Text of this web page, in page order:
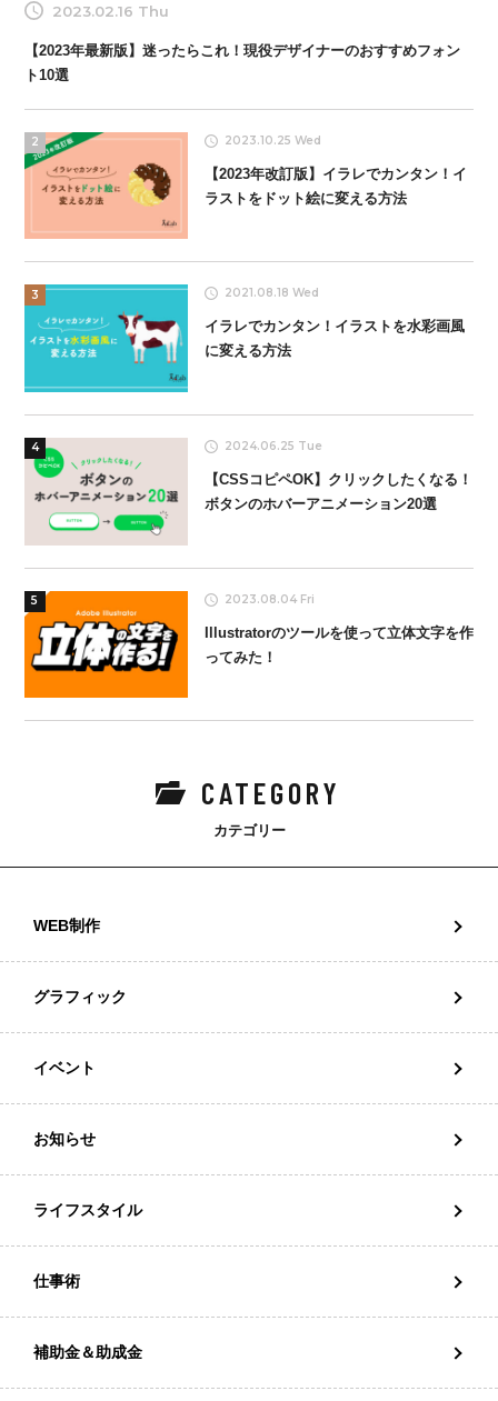
2023.02.16 Thu
【2023年最新版】迷ったらこれ！現役デザイナーのおすすめフォン
ト10選
2 2023.10.25 Wed
【2023年改訂版】イラレでカンタン！イ
ラストをドット絵に変える方法
3 2021.08.18 Wed
イラレでカンタン！イラストを水彩画風
に変える方法
4 2024.06.25 Tue
【CSSコピペOK】クリックしたくなる！
ボタンのホバーアニメーション20選
5 2023.08.04 Fri
Illustratorのツールを使って立体文字を作
ってみた！
CATEGORY
カテゴリー
WEB制作
グラフィック
イベント
お知らせ
ライフスタイル
仕事術
補助金＆助成金